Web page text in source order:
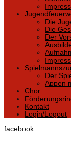
Die
Die
Der
Der
Appen
Chor
Kontakt
Login/Logout
facebook